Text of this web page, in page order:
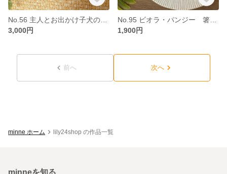
3,000円
1,900円
前へ 次へ
minne ホーム lily24shop の作品一覧
minneを知る